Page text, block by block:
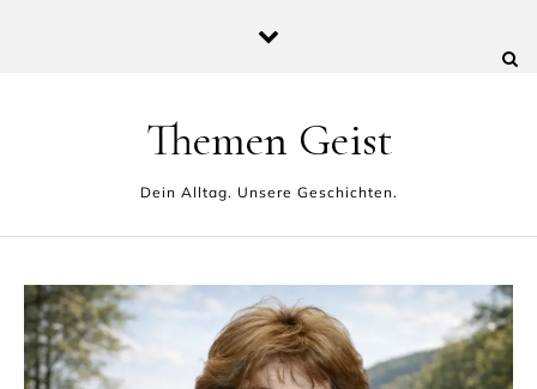
Themen Geist
Dein Alltag. Unsere Geschichten.